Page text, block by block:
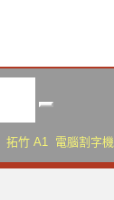
拓竹 A1 電腦割字機